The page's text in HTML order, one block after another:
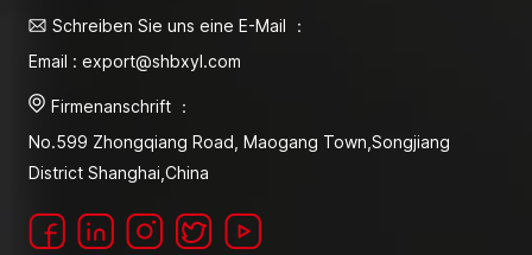
Schreiben Sie uns eine E-Mail ：
Email : export@shbxyl.com
Firmenanschrift ：
No.599 Zhongqiang Road, Maogang Town,Songjiang
District Shanghai,China